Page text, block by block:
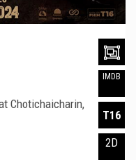
Chotichaicharin,
IMDB
T16
2D